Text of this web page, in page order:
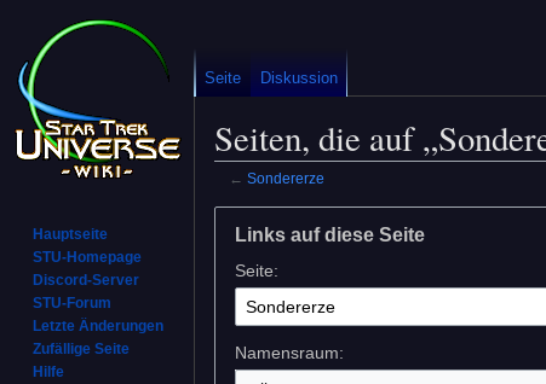
Seiten, die auf
← Sondererze
Navigation
springen
Suche
springen
Links auf diese Seite
Seite:
Namensraum:
Seite Diskussion
Hauptseite
STU-Homepage
Discord-Server
STU-Forum
Letzte Änderungen
Zufällige Seite
Hilfe